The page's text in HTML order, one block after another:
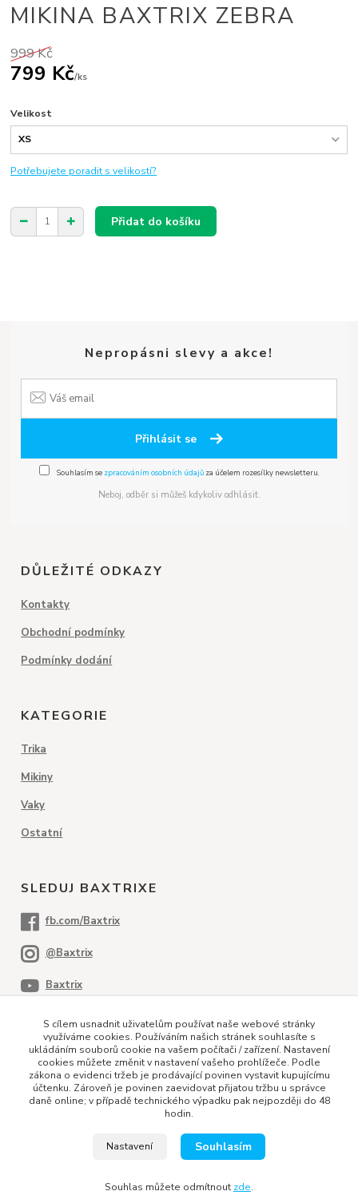
MIKINA BAXTRIX ZEBRA
999 Kč
799 Kč/ks
Velikost
Potřebujete poradit s velikostí?
Přidat do košíku
Nepropásni slevy a akce!
Přihlásit se
Souhlasím se zpracováním osobních údajůza účelem rozesílky newsletteru.
Neboj, odběr si můžeš kdykoliv odhlásit.
DŮLEŽITÉ ODKAZY
Kontakty
Obchodní podmínky
Podmínky dodání
KATEGORIE
Trika
Mikiny
Vaky
Ostatní
SLEDUJ BAXTRIXE
PLATEBNÍ METODY
S cílem usnadnit uživatelům používat naše webové stránky
využíváme cookies. Používáním našich stránek souhlasíte s
ukládáním souborů cookie na vašem počítači / zařízení. Nastavení
cookies můžete změnit v nastavení vašeho prohlížeče. Podle
zákona o evidenci tržeb je prodávající povinen vystavit kupujícímu
účtenku. Zároveň je povinen zaevidovat přijatou tržbu u správce
daně online; v případě technického výpadku pak nejpozději do 48
hodin.
Nastavení Souhlasím
Souhlas můžete odmítnout zde.